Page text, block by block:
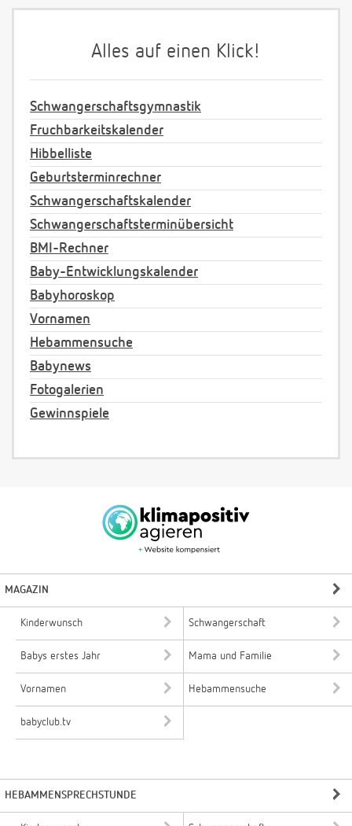
Alles auf einen Klick!
Schwangerschaftsgymnastik
Fruchbarkeitskalender
Hibbelliste
Geburtsterminrechner
Schwangerschaftskalender
Schwangerschaftsterminübersicht
BMI-Rechner
Baby-Entwicklungskalender
Babyhoroskop
Vornamen
Hebammensuche
Babynews
Fotogalerien
Gewinnspiele
MAGAZIN
Kinderwunsch Schwangerschaft
Babys erstes Jahr Mama und Familie
Vornamen Hebammensuche
babyclub.tv
HEBAMMENSPRECHSTUNDE